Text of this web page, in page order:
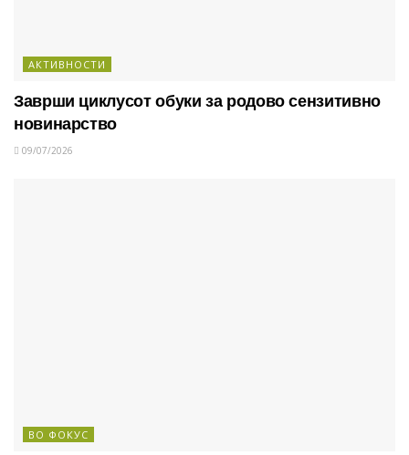
АКТИВНОСТИ
Заврши циклусот обуки за родово сензитивно
новинарство
09/07/2026
ВО ФОКУС